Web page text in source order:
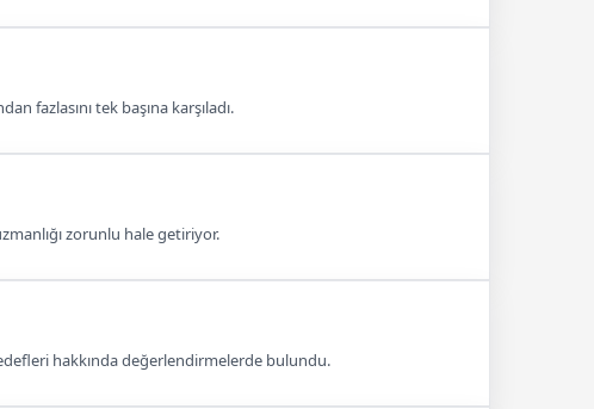
fazlasını tek başına karşıladı.
zorunlu hale getiriyor.
hakkında değerlendirmelerde bulundu.